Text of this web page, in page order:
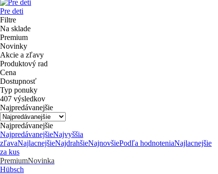
Pre deti
Filtre
Na sklade
Premium
Novinky
Akcie a zľavy
Produktový rad
Cena
Dostupnosť
Typ ponuky
407 výsledkov
Najpredávanejšie
Najpredávanejšie
NajpredávanejšieNajvyššia
zľavaNajlacnejšieNajdrahšieNajnovšiePodľa hodnoteniaNajlacnejšie
za kus
PremiumNovinka
Hübsch